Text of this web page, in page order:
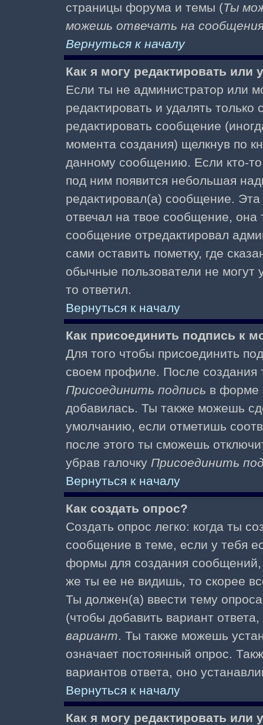
страницы форума и темы (Ты
можешь отвечать на
Вернуться к началу
Как я могу редактировать или
Если ты не администратор или
редактировать и удалять
редактировать сообщение
момента создания) щелкнув по
данному сообщению. Если кто-
под ним появится небольшая
редактировал(а) сообщение. Эта
отвечал на твое сообщение, она
сообщение отредактировал
сами оставить пометку, где
обычные пользователи не могут
то ответил.
Вернуться к началу
Как присоединить подпись к
Для того чтобы присоединить
своем профиле. После создания
Присоединить подпись в форме
добавилась. Ты также можешь
умолчанию, если отметишь
после этого ты сможешь
убрав галочку Присоединить
Вернуться к началу
Как создать опрос?
Создать опрос легко: когда ты
сообщение в теме, если у тебя
формы для создания
же ты ее не видишь, то скорее
Ты должен(а) ввести тему
(чтобы добавить вариант
вариант. Ты также можешь
означает постоянный опрос.
вариантов ответа, оно
Вернуться к началу
Как я могу редактировать или